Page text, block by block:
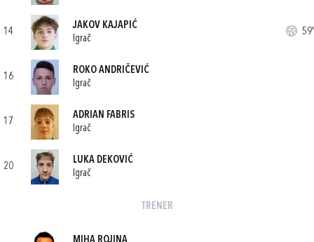
14
JAKOV KAJAPIĆ
Igrač
59'
16
ROKO ANDRIČEVIĆ
Igrač
17
ADRIAN FABRIS
Igrač
20
LUKA DEKOVIĆ
Igrač
TRENER
MIHA ROJINA